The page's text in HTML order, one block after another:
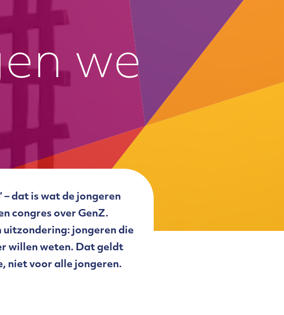
we
– dat is wat de jongeren
congres over GenZ.
uitzondering: jongeren die
willen weten. Dat geldt
niet voor alle jongeren.